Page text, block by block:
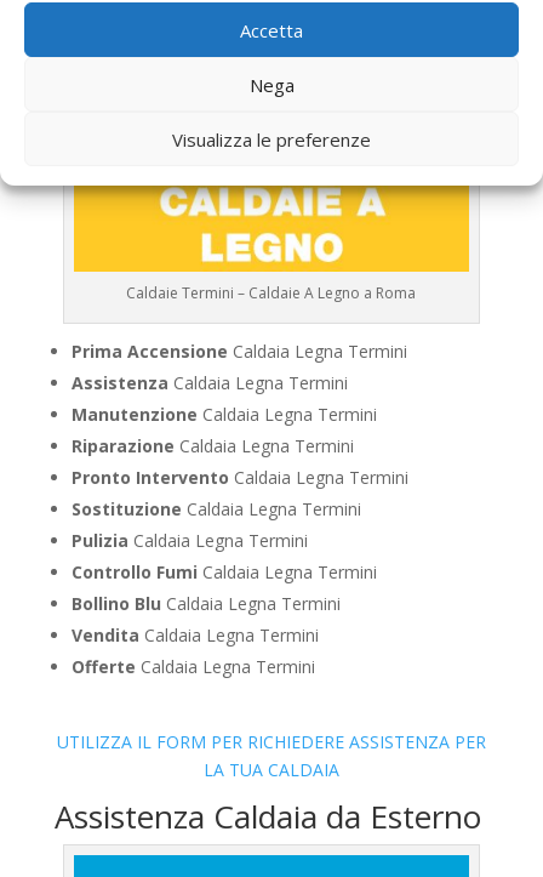
Accetta
Nega
Visualizza le preferenze
Caldaie Termini – Caldaie A Legno a Roma
Prima Accensione Caldaia Legna Termini
Assistenza Caldaia Legna Termini
Manutenzione Caldaia Legna Termini
Riparazione Caldaia Legna Termini
Pronto Intervento Caldaia Legna Termini
Sostituzione Caldaia Legna Termini
Pulizia Caldaia Legna Termini
Controllo Fumi Caldaia Legna Termini
Bollino Blu Caldaia Legna Termini
Vendita Caldaia Legna Termini
Offerte Caldaia Legna Termini
UTILIZZA IL FORM PER RICHIEDERE ASSISTENZA PER
LA TUA CALDAIA
Assistenza Caldaia da Esterno